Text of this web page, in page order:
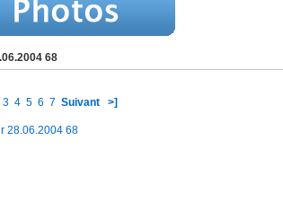
68
3 4 5 6 7 Suivant >]